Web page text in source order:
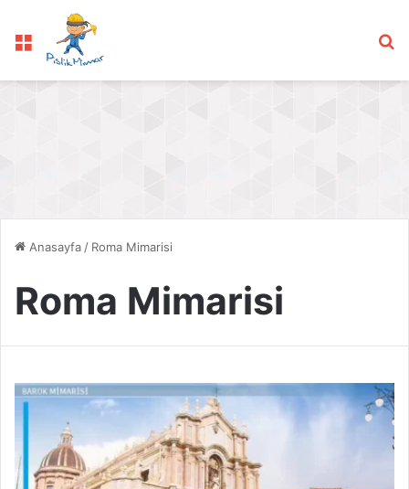
Menü
Anasayfa / Roma Mimarisi
Roma Mimarisi